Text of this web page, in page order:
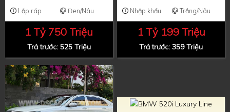
Lắp ráp
Đen/Nâu
1 Tỷ 750 Triệu
Trả trước: 525 Triệu
Nhập khẩu
Trắng/Nâu
1 Tỷ 199 Triệu
Trả trước: 359 Triệu